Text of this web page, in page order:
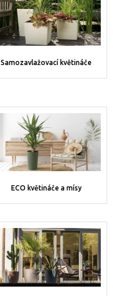
Samozavlažovací květináče
ECO květináče a mísy